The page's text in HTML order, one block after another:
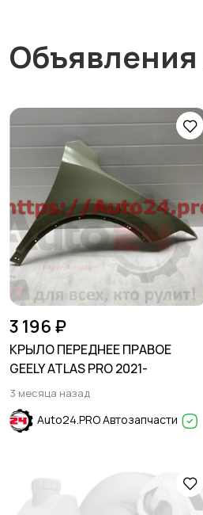
Объявления
3 196 ₽
КРЫЛО ПЕРЕДНЕЕ ПРАВОЕ
GEELY ATLAS PRO 2021-
3 месяца назад
Auto24.PRO Автозапчасти